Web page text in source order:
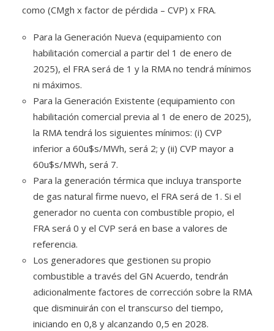
como (CMgh x factor de pérdida – CVP) x FRA.
Para la Generación Nueva (equipamiento con
habilitación comercial a partir del 1 de enero de
2025), el FRA será de 1 y la RMA no tendrá mínimos
ni máximos.
Para la Generación Existente (equipamiento con
habilitación comercial previa al 1 de enero de 2025),
la RMA tendrá los siguientes mínimos: (i) CVP
inferior a 60u$s/MWh, será 2; y (ii) CVP mayor a
60u$s/MWh, será 7.
Para la generación térmica que incluya transporte
de gas natural firme nuevo, el FRA será de 1. Si el
generador no cuenta con combustible propio, el
FRA será 0 y el CVP será en base a valores de
referencia.
Los generadores que gestionen su propio
combustible a través del GN Acuerdo, tendrán
adicionalmente factores de corrección sobre la RMA
que disminuirán con el transcurso del tiempo,
iniciando en 0,8 y alcanzando 0,5 en 2028.